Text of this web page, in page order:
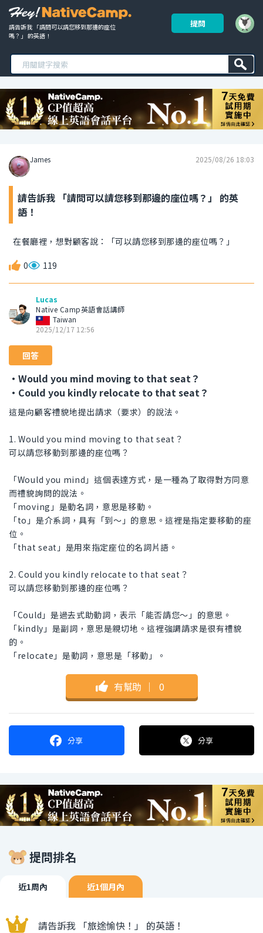
請告訴我 「請問可以請您移到那邊的座位
嗎？」 的英語！
提問
James 2025/08/26 18:03
請告訴我 「請問可以請您移到那邊的座位嗎？」 的英
語！
在餐廳裡，想對顧客說：「可以請您移到那邊的座位嗎？」
0 119
Lucas
Native Camp英語會話講師
Taiwan
2025/12/17 12:56
回答
・Would you mind moving to that seat？
・Could you kindly relocate to that seat？
這是向顧客禮貌地提出請求（要求）的說法。
1. Would you mind moving to that seat？
可以請您移動到那邊的座位嗎？
「Would you mind」這個表達方式，是一種為了取得對方同意
而禮貌詢問的說法。
「moving」是動名詞，意思是移動。
「to」是介系詞，具有「到～」的意思。這裡是指定要移動的座
位。
「that seat」是用來指定座位的名詞片語。
2. Could you kindly relocate to that seat？
可以請您移動到那邊的座位嗎？
「Could」是過去式助動詞，表示「能否請您～」的意思。
「kindly」是副詞，意思是親切地。這裡強調請求是很有禮貌
的。
「relocate」是動詞，意思是「移動」。
有幫助 ｜ 0
分享 分享
提問排名
近1周內 近1個月內
請告訴我 「旅途愉快！」 的英語！